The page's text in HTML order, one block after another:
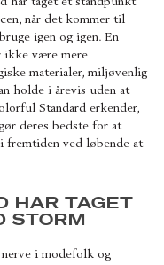
når det kommer til
igen og igen. En
ikke være mere
materialer, miljøvenlig
holde i årevis uden at
Standard erkender,
deres bedste for at
fremtiden ved løbende at
HAR TAGET
STORM
i modefolk og